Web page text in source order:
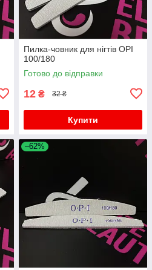
Пилка-човник для нігтів OPI
100/180
Готово до відправки
12 ₴ 32 ₴
Купити
–62%